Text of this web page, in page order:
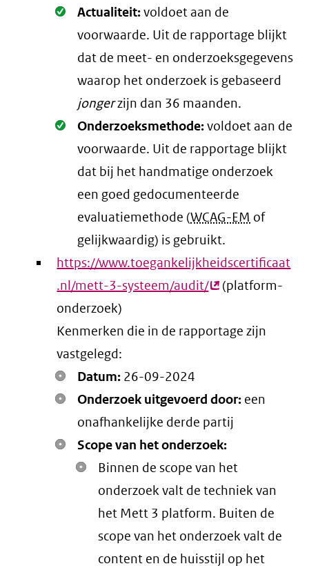
Oké.
Actualiteit:voldoet aan de
voorwaarde. Uit de rapportage blijkt
dat de meet- en onderzoeksgegevens
waarop het onderzoek is gebaseerd
jongerzijn dan 36 maanden.
Oké.
Onderzoeksmethode:voldoet aan de
voorwaarde. Uit de rapportage blijkt
dat bij het handmatige onderzoek
een goed gedocumenteerde
evaluatiemethode (WCAG-EM of
gelijkwaardig) is gebruikt.
https://www.toegankelijkheidscertificaat
.nl/mett-3-systeem/audit/(externe
(platform-
onderzoek)
Kenmerken die in de rapportage zijn
vastgelegd:
Datum: 26-09-2024
Onderzoek uitgevoerd door: een
onafhankelijke derde partij
Scope van het onderzoek:
Binnen de scope van het
onderzoek valt de techniek van
het Mett 3 platform. Buiten de
scope van het onderzoek valt de
content en de huisstijl op het